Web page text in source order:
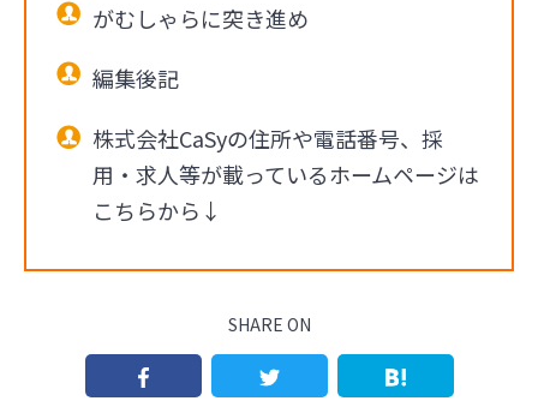
がむしゃらに突き進め
編集後記
株式会社CaSyの住所や電話番号、採
用・求人等が載っているホームページは
こちらから↓
SHARE ON